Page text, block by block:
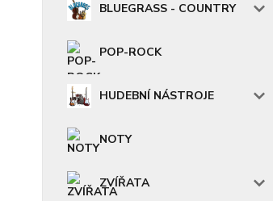
BLUEGRASS - COUNTRY
POP-ROCK
HUDEBNÍ NÁSTROJE
NOTY
ZVÍŘATA